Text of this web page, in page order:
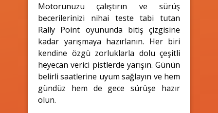
Motorunuzu çalıştırın ve sürüş
becerilerinizi nihai teste tabi tutan
Rally Point oyununda bitiş çizgisine
kadar yarışmaya hazırlanın. Her biri
kendine özgü zorluklarla dolu çeşitli
heyecan verici pistlerde yarışın. Günün
belirli saatlerine uyum sağlayın ve hem
gündüz hem de gece sürüşe hazır
olun.